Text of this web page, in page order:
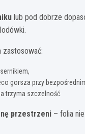
lub pod dobrze
zastosować:
gorsza przy
trzyma szczelność.
przestrzeni – folia